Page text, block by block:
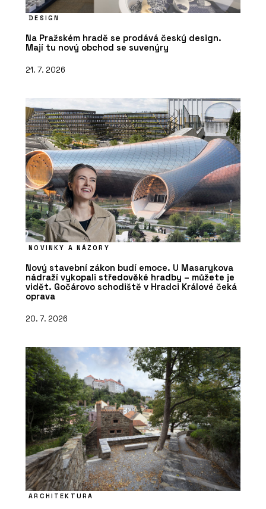
DESIGN
Na Pražském hradě se prodává český design.
Mají tu nový obchod se suvenýry
21. 7. 2026
NOVINKY A NÁZORY
Nový stavební zákon budí emoce. U Masarykova
nádraží vykopali středověké hradby – můžete je
vidět. Gočárovo schodiště v Hradci Králové čeká
oprava
20. 7. 2026
ARCHITEKTURA